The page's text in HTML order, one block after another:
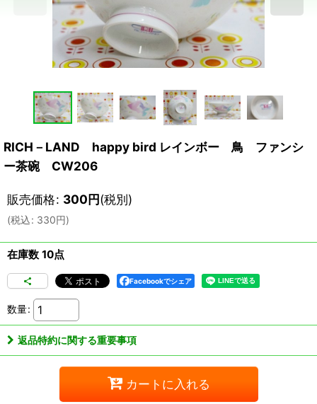
RICH－LAND happy bird レインボー 鳥 ファンシ
ー茶碗 CW206
販売価格: 300円(税別)
(税込: 330円)
在庫数 10点
Facebookでシェア
数量:
返品特約に関する重要事項
カートに入れる